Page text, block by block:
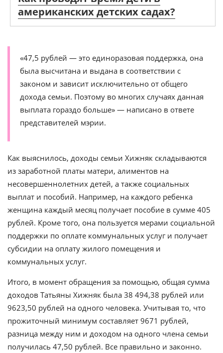
американских детских садах?
«47,5 рублей — это единоразовая поддержка, она
была высчитана и выдана в соответствии с
законом и зависит исключительно от общего
дохода семьи. Поэтому во многих случаях данная
выплата гораздо больше» — написано в ответе
представителей мэрии.
Как выяснилось, доходы семьи Хижняк складываются
из заработной платы матери, алиментов на
несовершеннолетних детей, а также социальных
выплат и пособий. Например, на каждого ребенка
женщина каждый месяц получает пособие в сумме 405
рублей. Кроме того, она пользуется мерами социальной
поддержки по оплате коммунальных услуг и получает
субсидии на оплату жилого помещения и
коммунальных услуг.
Итого, в момент обращения за помощью, общая сумма
доходов Татьяны Хижняк была 38 494,38 рублей или
9623,50 рублей на одного человека. Учитывая то, что
прожиточный минимум составляет 9671 рублей,
разница между ним и доходом на одного члена семьи
получилась 47,50 рублей. Все правильно и законно.